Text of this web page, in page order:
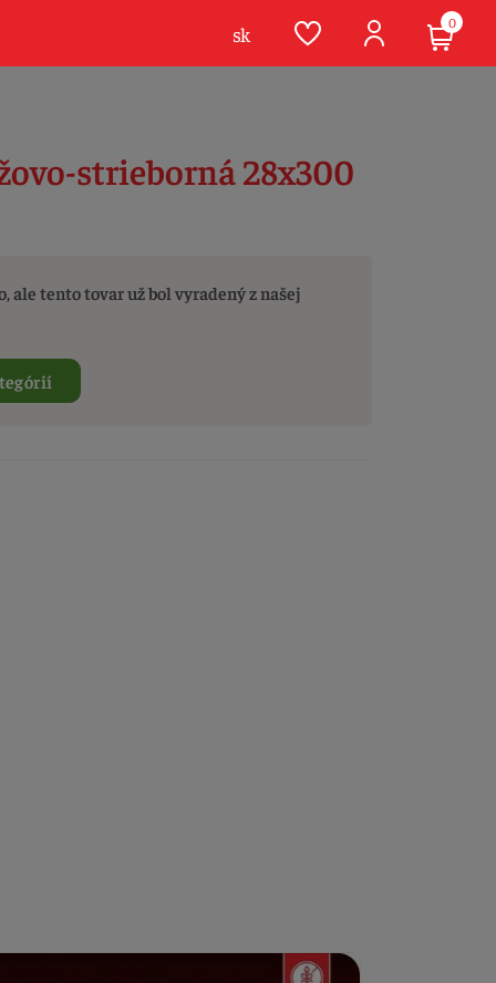
strieborná 28x300
ale tento tovar už bol vyradený z našej
sk 0